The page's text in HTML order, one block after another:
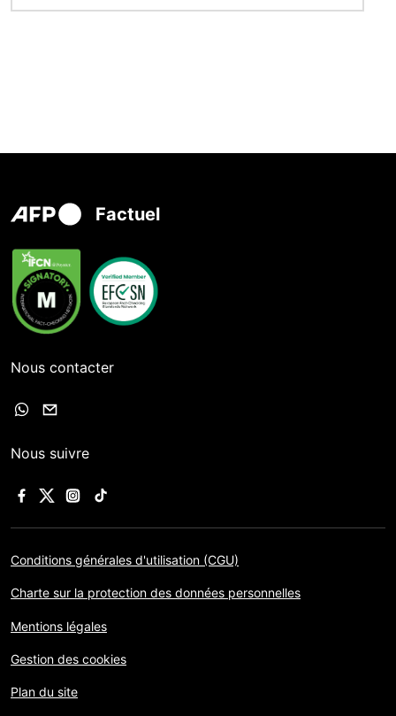
Factuel
Nous contacter
Nous suivre
Conditions générales d'utilisation (CGU)
Charte sur la protection des données personnelles
Mentions légales
Gestion des cookies
Plan du site